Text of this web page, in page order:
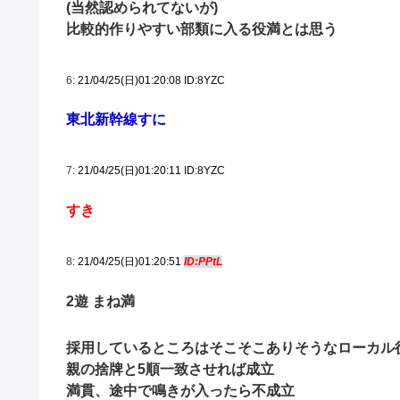
(当然認められてないが)
比較的作りやすい部類に入る役満とは思う
6: 21/04/25(日)01:20:08 ID:8YZC
東北新幹線すに
7: 21/04/25(日)01:20:11 ID:8YZC
すき
8: 21/04/25(日)01:20:51 ID:PPtL
2遊 まね満
採用しているところはそこそこありそうなローカル
親の捨牌と5順一致させれば成立
満貫、途中で鳴きが入ったら不成立